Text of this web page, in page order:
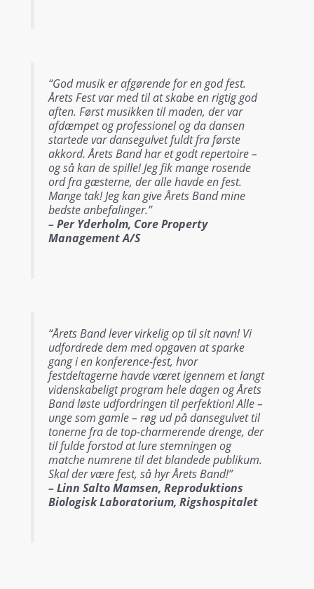
“God musik er afgørende for en god fest.
Årets Fest var med til at skabe en rigtig god
aften. Først musikken til maden, der var
afdæmpet og professionel og da dansen
startede var dansegulvet fuldt fra første
akkord. Årets Band har et godt repertoire –
og så kan de spille! Jeg fik mange rosende
ord fra gæsterne, der alle havde en fest.
Mange tak! Jeg kan give Årets Band mine
bedste anbefalinger.”
– Per Yderholm, Core Property
Management A/S
“Årets Band lever virkelig op til sit navn! Vi
udfordrede dem med opgaven at sparke
gang i en konference-fest, hvor
festdeltagerne havde været igennem et langt
videnskabeligt program hele dagen og Årets
Band løste udfordringen til perfektion! Alle –
unge som gamle – røg ud på dansegulvet til
tonerne fra de top-charmerende drenge, der
til fulde forstod at lure stemningen og
matche numrene til det blandede publikum.
Skal der være fest, så hyr Årets Band!”
– Linn Salto Mamsen, Reproduktions
Biologisk Laboratorium, Rigshospitalet